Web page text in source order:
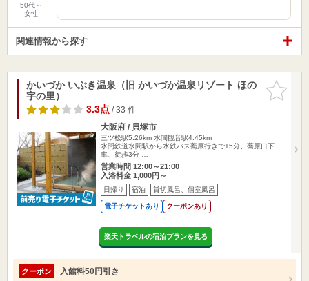
50代～
女性
関連情報から探す
お気に入
りに追加
かいづか いぶき温泉（旧 かいづか温泉リゾート ほの
字の里）
3.3点/ 33 件
大阪府 / 貝塚市
三ツ松駅5.26km 水間観音駅4.45km
水間鉄道水間駅から水鉄バス蕎原行きで15分、蕎原口下
車、徒歩3分 …
営業時間 12:00～21:00
入浴料金 1,000円～
日帰り 宿泊 貸切風呂、個室風呂
電子チケットあり クーポンあり
楽天トラベルの宿泊プランを見る
クーポン 入館料50円引き